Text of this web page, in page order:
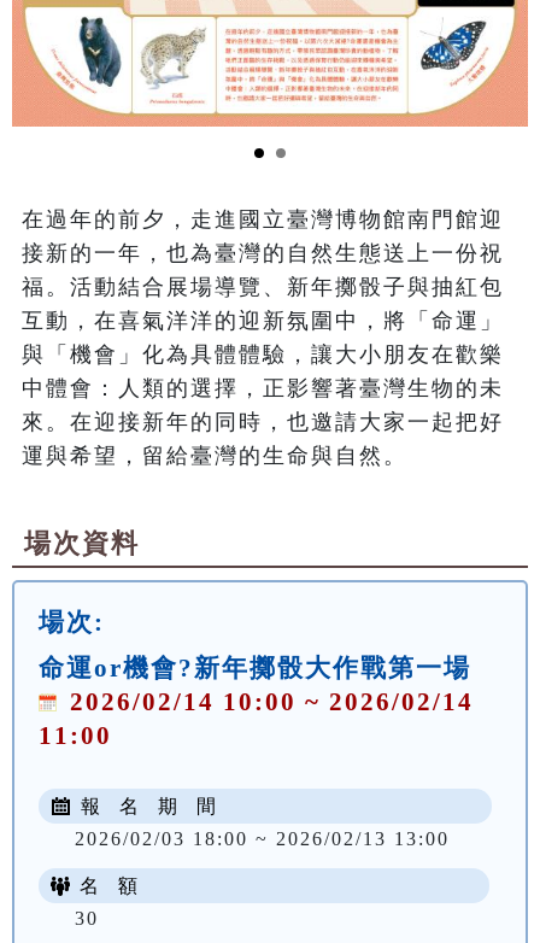
在過年的前夕，走進國立臺灣博物館南門館迎
接新的一年，也為臺灣的自然生態送上一份祝
福。活動結合展場導覽、新年擲骰子與抽紅包
互動，在喜氣洋洋的迎新氛圍中，將「命運」
與「機會」化為具體體驗，讓大小朋友在歡樂
中體會：人類的選擇，正影響著臺灣生物的未
來。在迎接新年的同時，也邀請大家一起把好
場次資料
場次:
命運or機會?新年擲骰大作戰第一場
2026/02/14 10:00 ~ 2026/02/14
11:00
報 名 期 間
2026/02/03 18:00 ~ 2026/02/13 13:00
名 額
30